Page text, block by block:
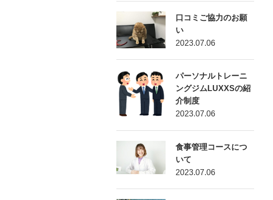
口コミご協力のお願
い
2023.07.06
パーソナルトレーニ
ングジムLUXXSの紹
介制度
2023.07.06
食事管理コースにつ
いて
2023.07.06